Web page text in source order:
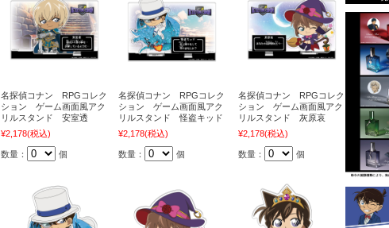
名探偵コナン RPGコレク
ション ゲーム画面風アク
リルスタンド 安室透
¥2,178(税込)
数量： 個
名探偵コナン RPGコレク
ション ゲーム画面風アク
リルスタンド 怪盗キッド
¥2,178(税込)
数量： 個
名探偵コナン RPGコレク
ション ゲーム画面風アク
リルスタンド 灰原哀
¥2,178(税込)
数量： 個